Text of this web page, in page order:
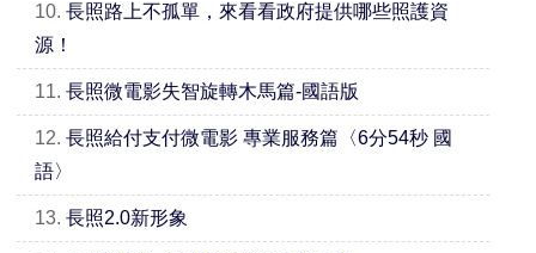
10. 長照路上不孤單，來看看政府提供哪些照護資
源！
11. 長照微電影失智旋轉木馬篇-國語版
12. 長照給付支付微電影 專業服務篇〈6分54秒 國
語〉
13. 長照2.0新形象